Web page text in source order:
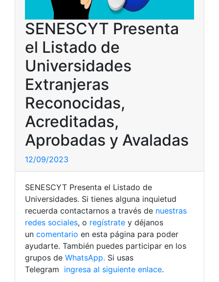
SENESCYT Presenta
el Listado de
Universidades
Extranjeras
Reconocidas,
Acreditadas,
Aprobadas y Avaladas
12/09/2023
SENESCYT Presenta el Listado de
Universidades. Si tienes alguna inquietud
recuerda contactarnos a través de nuestras
redes sociales, o regístrate y déjanos
un comentario en esta página para poder
ayudarte. También puedes participar en los
grupos de WhatsApp. Si usas
Telegram ingresa al siguiente enlace.